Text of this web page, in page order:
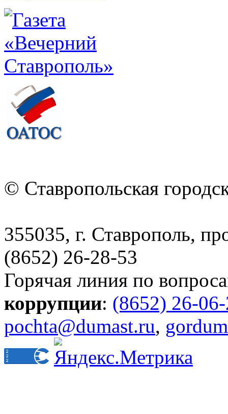
© Ставропольская
355035, г. Ставрополь,
(8652) 26-28-53
Горячая линия по
коррупции: (8652) 26-
pochta@dumast.ru,